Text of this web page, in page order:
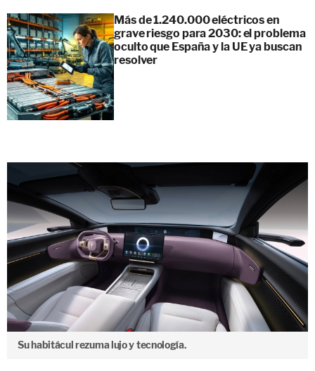
Más de 1.240.000 eléctricos en
grave riesgo para 2030: el problema
oculto que España y la UE ya buscan
resolver
Su habitácul rezuma lujo y tecnología.